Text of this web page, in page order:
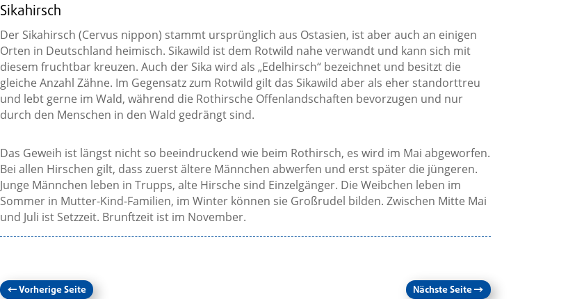
Sikahirsch
Der Sikahirsch (Cervus nippon) stammt ursprünglich aus Ostasien, ist aber auch an einigen
Orten in Deutschland heimisch. Sikawild ist dem Rotwild nahe verwandt und kann sich mit
diesem fruchtbar kreuzen. Auch der Sika wird als „Edelhirsch“ bezeichnet und besitzt die
gleiche Anzahl Zähne. Im Gegensatz zum Rotwild gilt das Sikawild aber als eher standorttreu
und lebt gerne im Wald, während die Rothirsche Offenlandschaften bevorzugen und nur
durch den Menschen in den Wald gedrängt sind.
Das Geweih ist längst nicht so beeindruckend wie beim Rothirsch, es wird im Mai abgeworfen.
Bei allen Hirschen gilt, dass zuerst ältere Männchen abwerfen und erst später die jüngeren.
Junge Männchen leben in Trupps, alte Hirsche sind Einzelgänger. Die Weibchen leben im
Sommer in Mutter-Kind-Familien, im Winter können sie Großrudel bilden. Zwischen Mitte Mai
und Juli ist Setzzeit. Brunftzeit ist im November.
←Vorherige Seite Nächste Seite→